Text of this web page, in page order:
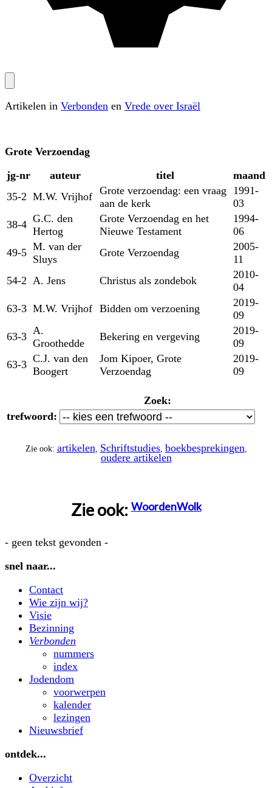
Artikelen in Verbonden en Vrede over Israël
Grote Verzoendag
jg‑nr
auteur titel
maand
35-2 M.W. Vrijhof Grote verzoendag: een vraag
aan de kerk
1991-
03
38-4 G.C. den
Hertog
Grote Verzoendag en het
Nieuwe Testament
1994-
06
49-5 M. van der
Sluys
Grote Verzoendag
2005-
11
54-2 A. Jens Christus als zondebok
2010-
04
63-3 M.W. Vrijhof Bidden om verzoening
2019-
09
63-3 A.
Groothedde
Bekering en vergeving
2019-
09
63-3 C.J. van den
Boogert
Jom Kipoer, Grote
Verzoendag
2019-
09
Zoek:
trefwoord:
Zie ook: artikelen, Schriftstudies, boekbesprekingen,
oudere artikelen
Zie ook:WoordenWolk
- geen tekst gevonden -
snel naar...
Contact
Wie zijn wij?
Visie
Bezinning
Verbonden
nummers
index
Jodendom
voorwerpen
kalender
lezingen
Nieuwsbrief
ontdek...
Overzicht